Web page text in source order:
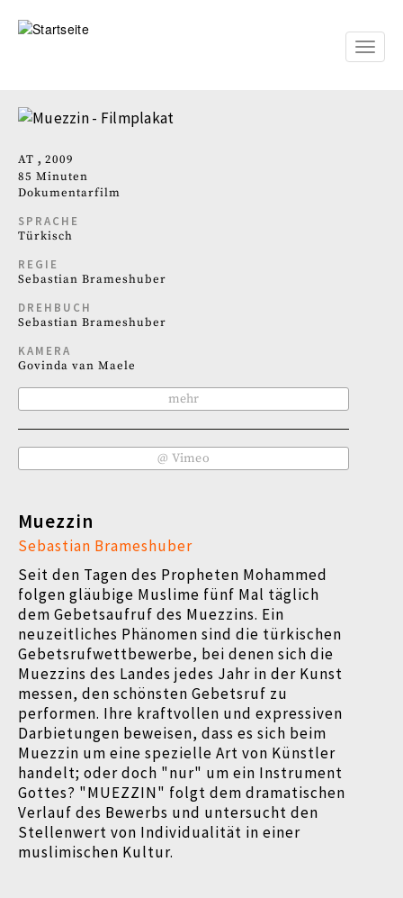
zum
Toggle
AT
2009
85 Minuten
Dokumentarfilm
SPRACHE
Türkisch
REGIE
Sebastian Brameshuber
DREHBUCH
Sebastian Brameshuber
KAMERA
Govinda van Maele
mehr
@ Vimeo
Muezzin
Sebastian Brameshuber
Seit den Tagen des Propheten Mohammed
folgen gläubige Muslime fünf Mal täglich
dem Gebetsaufruf des Muezzins. Ein
neuzeitliches Phänomen sind die türkischen
Gebetsrufwettbewerbe, bei denen sich die
Muezzins des Landes jedes Jahr in der Kunst
messen, den schönsten Gebetsruf zu
performen. Ihre kraftvollen und expressiven
Darbietungen beweisen, dass es sich beim
Muezzin um eine spezielle Art von Künstler
handelt; oder doch "nur" um ein Instrument
Gottes? "MUEZZIN" folgt dem dramatischen
Verlauf des Bewerbs und untersucht den
Stellenwert von Individualität in einer
muslimischen Kultur.